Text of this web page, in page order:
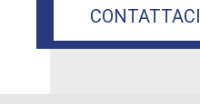
CONTATTACI